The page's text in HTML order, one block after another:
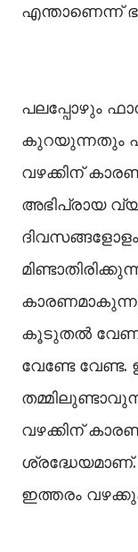
എന്താണെന്ന്
പലപ്പോഴും
കുറയുന്നതും
വഴക്കിന്
അഭിപ്രായ
കൂടുതല്‍ വേണം.
വേണ്ടേ
വഴക്കിന്
ഇത്തരം